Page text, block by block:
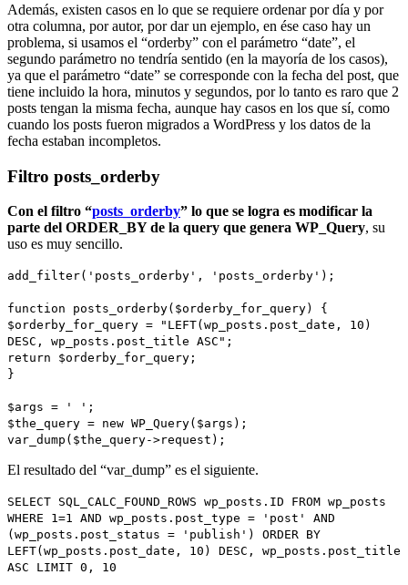
Además, existen casos en lo que se requiere ordenar por día y por
otra columna, por autor, por dar un ejemplo, en ése caso hay un
problema, si usamos el “orderby” con el parámetro “date”, el
segundo parámetro no tendría sentido (en la mayoría de los casos),
ya que el parámetro “date” se corresponde con la fecha del post, que
tiene incluido la hora, minutos y segundos, por lo tanto es raro que 2
posts tengan la misma fecha, aunque hay casos en los que sí, como
cuando los posts fueron migrados a WordPress y los datos de la
fecha estaban incompletos.
Filtro posts_orderby
Con el filtro “posts_orderby” lo que se logra es modificar la
parte del ORDER_BY de la query que genera WP_Query, su
uso es muy sencillo.
add_filter('posts_orderby', 'posts_orderby');
function posts_orderby($orderby_for_query) {
$orderby_for_query = "LEFT(wp_posts.post_date, 10)
DESC, wp_posts.post_title ASC";
return $orderby_for_query;
}
$args = ' ';
$the_query = new WP_Query($args);
var_dump($the_query->request);
El resultado del “var_dump” es el siguiente.
SELECT SQL_CALC_FOUND_ROWS wp_posts.ID FROM wp_posts
WHERE 1=1 AND wp_posts.post_type = 'post' AND
(wp_posts.post_status = 'publish') ORDER BY
LEFT(wp_posts.post_date, 10) DESC, wp_posts.post_title
ASC LIMIT 0, 10